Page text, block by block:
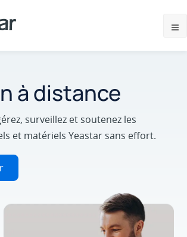
à distance
surveillez et soutenez les
et matériels Yeastar sans effort.